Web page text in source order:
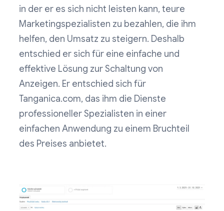
in der er es sich nicht leisten kann, teure
Marketingspezialisten zu bezahlen, die ihm
helfen, den Umsatz zu steigern. Deshalb
entschied er sich für eine einfache und
effektive Lösung zur Schaltung von
Anzeigen. Er entschied sich für
Tanganica.com, das ihm die Dienste
professioneller Spezialisten in einer
einfachen Anwendung zu einem Bruchteil
des Preises anbietet.